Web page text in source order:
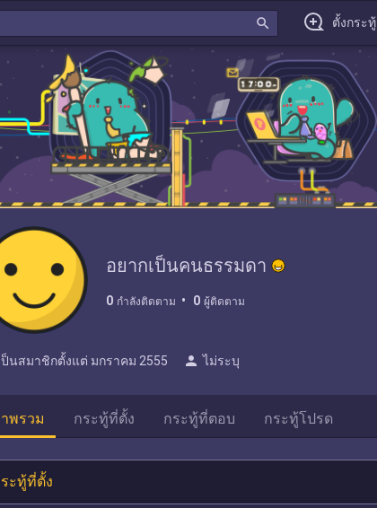
search ตั้งกระทู้
อยากเป็นคนธรรมดา
0 กำลังติดตาม 0 ผู้ติดตาม
ป็นสมาชิกตั้งแต่ มกราคม 2555 person ไม่ระบุ
พรวม กระทู้ที่ตั้ง กระทู้ที่ตอบ กระทู้โปรด
ะทู้ที่ตั้ง